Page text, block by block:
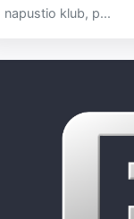
napustio klub, p...